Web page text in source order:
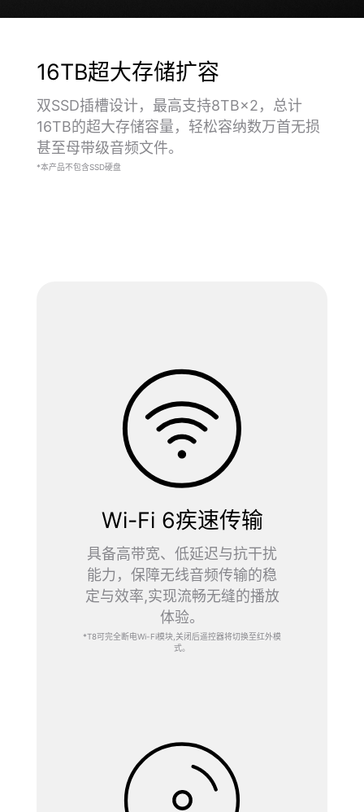
16TB超大存储扩容
双SSD插槽设计，最高支持8TB×2，总计
16TB的超大存储容量，轻松容纳数万首无损
甚至母带级音频文件。
*本产品不包含SSD硬盘
Wi-Fi 6疾速传输
具备高带宽、低延迟与抗干扰
能力，保障无线音频传输的稳
定与效率,实现流畅无缝的播放
体验。
*T8可完全断电Wi-Fi模块,关闭后遥控器将切换至红外模
式。